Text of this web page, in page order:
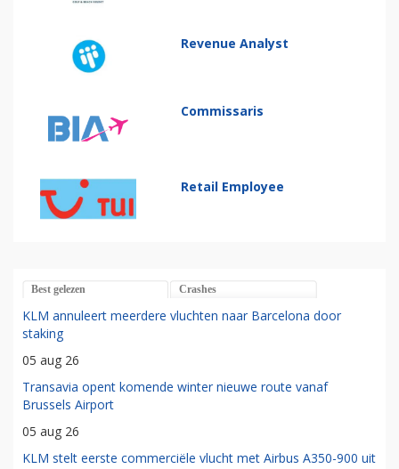
Revenue Analyst
Commissaris
Retail Employee
Best gelezen Crashes
KLM annuleert meerdere vluchten naar Barcelona door
staking
05 aug 26
Transavia opent komende winter nieuwe route vanaf
Brussels Airport
05 aug 26
KLM stelt eerste commerciële vlucht met Airbus A350-900 uit